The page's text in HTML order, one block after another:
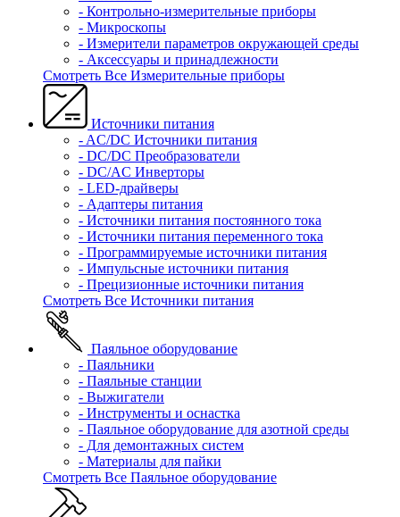
- Контрольно-измерительные приборы
- Микроскопы
- Измерители параметров окружающей среды
- Аксессуары и принадлежности
Смотреть Все Измерительные приборы
Источники питания
- AC/DC Источники питания
- DC/DC Преобразователи
- DC/AC Инверторы
- LED-драйверы
- Адаптеры питания
- Источники питания постоянного тока
- Источники питания переменного тока
- Программируемые источники питания
- Импульсные источники питания
- Прецизионные источники питания
Смотреть Все Источники питания
Паяльное оборудование
- Паяльники
- Паяльные станции
- Выжигатели
- Инструменты и оснастка
- Паяльное оборудование для азотной среды
- Для демонтажных систем
- Материалы для пайки
Смотреть Все Паяльное оборудование